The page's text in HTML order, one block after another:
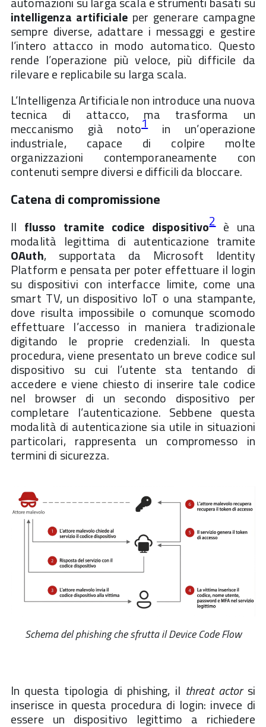
intelligenza artificiale per generare campagne
sempre diverse, adattare i messaggi e gestire
l’intero attacco in modo automatico. Questo
rende l’operazione più veloce, più difficile da
rilevare e replicabile su larga scala.
L’Intelligenza Artificiale non introduce una nuova
tecnica di attacco, ma trasforma un
meccanismo già noto1in un’operazione
industriale, capace di colpire molte
organizzazioni contemporaneamente con
contenuti sempre diversi e difficili da bloccare.
Catena di compromissione
Il flusso tramite codice dispositivo2è una
modalità legittima di autenticazione tramite
OAuth, supportata da Microsoft Identity
Platform e pensata per poter effettuare il login
su dispositivi con interfacce limite, come una
smart TV, un dispositivo IoT o una stampante,
dove risulta impossibile o comunque scomodo
effettuare l’accesso in maniera tradizionale
digitando le proprie credenziali. In questa
procedura, viene presentato un breve codice sul
dispositivo su cui l’utente sta tentando di
accedere e viene chiesto di inserire tale codice
nel browser di un secondo dispositivo per
completare l’autenticazione. Sebbene questa
modalità di autenticazione sia utile in situazioni
particolari, rappresenta un compromesso in
termini di sicurezza.
Schema del phishing che sfrutta il Device Code Flow
In questa tipologia di phishing, il threat actorsi
inserisce in questa procedura di login: invece di
essere un dispositivo legittimo a richiedere